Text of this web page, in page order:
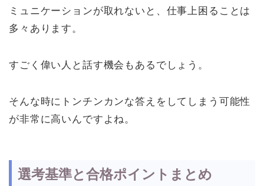
ミュニケーションが取れないと、仕事上困ることは
多々あります。
すごく偉い人と話す機会もあるでしょう。
そんな時にトンチンカンな答えをしてしまう可能性
が非常に高いんですよね。
選考基準と合格ポイントまとめ